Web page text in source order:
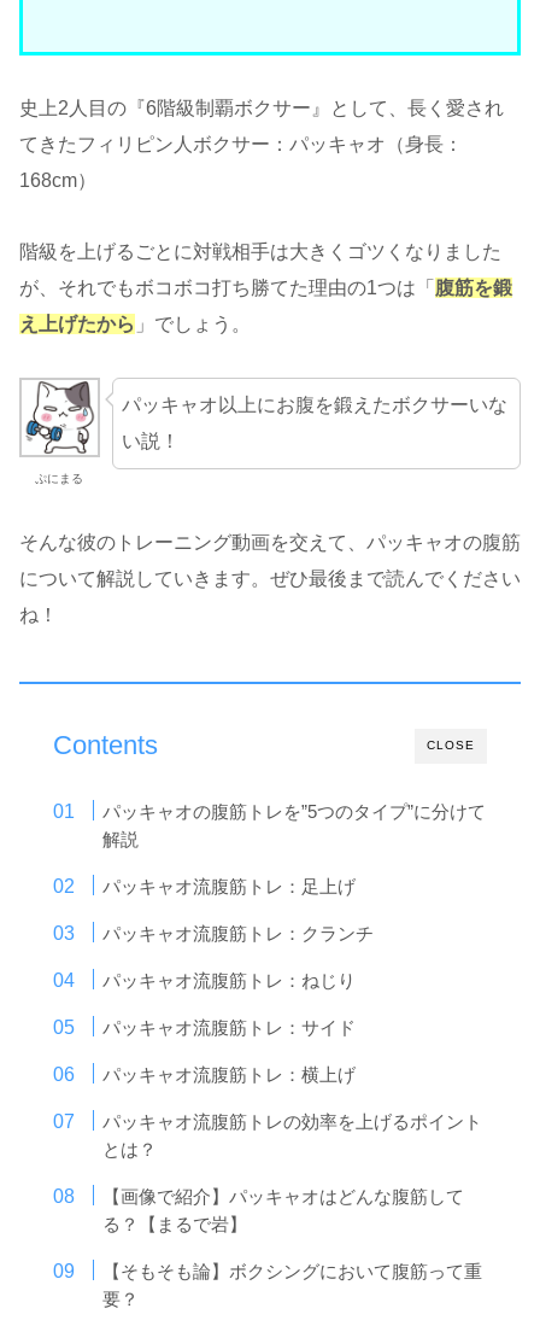
史上2人目の『6階級制覇ボクサー』として、長く愛され
てきたフィリピン人ボクサー：パッキャオ（身長：
168cm）
階級を上げるごとに対戦相手は大きくゴツくなりました
が、それでもボコボコ打ち勝てた理由の1つは「 腹筋を鍛
え上げたから 」でしょう。
ぷにまる
パッキャオ以上にお腹を鍛えたボクサーいな
い説！
そんな彼のトレーニング動画を交えて、パッキャオの腹筋
について解説していきます。ぜひ最後まで読んでください
ね！
CLOSE
Contents
パッキャオの腹筋トレを”5つのタイプ”に分けて
解説
パッキャオ流腹筋トレ：足上げ
パッキャオ流腹筋トレ：クランチ
パッキャオ流腹筋トレ：ねじり
パッキャオ流腹筋トレ：サイド
パッキャオ流腹筋トレ：横上げ
パッキャオ流腹筋トレの効率を上げるポイント
とは？
【画像で紹介】パッキャオはどんな腹筋して
る？【まるで岩】
【そもそも論】ボクシングにおいて腹筋って重
要？